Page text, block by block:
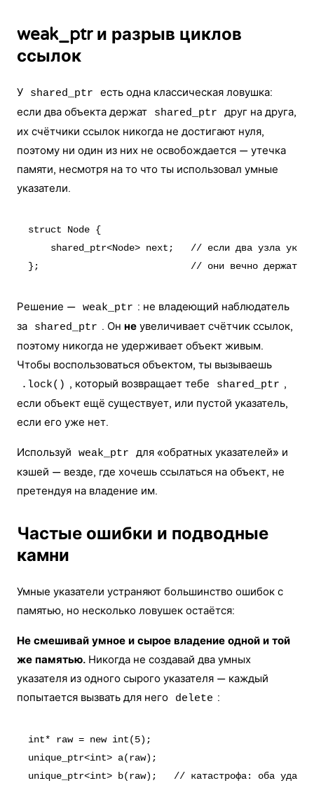
weak_ptr и разрыв циклов
ссылок
У shared_ptr
есть одна классическая ловушка:
если два объекта держат
shared_ptr
друг на друга,
их счётчики ссылок никогда не достигают нуля,
поэтому ни один из них не освобождается — утечка
памяти, несмотря на то что ты использовал умные
указатели.
struct Node {
shared_ptr<Node> next;   // если два узла
Решение — weak_ptr : не владеющий наблюдатель
за
shared_ptr . Он не увеличивает счётчик ссылок,
поэтому никогда не удерживает объект живым.
Чтобы воспользоваться объектом, ты вызываешь
.lock() , который возвращает тебе shared_ptr ,
если объект ещё существует, или пустой указатель,
если его уже нет.
Используй weak_ptr
для «обратных указателей» и
кэшей — везде, где хочешь ссылаться на объект, не
претендуя на владение им.
Частые ошибки и подводные
камни
Умные указатели устраняют большинство ошибок с
памятью, но несколько ловушек остаётся:
Не смешивай умное и сырое владение одной и той
же памятью. Никогда не создавай два умных
указателя из одного сырого указателя — каждый
попытается вызвать для него
delete :
int* raw = new int(5);
unique_ptr<int> a(raw);